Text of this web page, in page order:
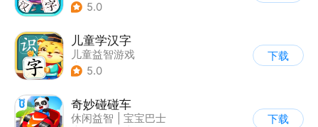
5.0
儿童学汉字
儿童益智游戏
| 启蒙早教
5.0
下载
奇妙碰碰车
休闲益智
宝宝巴士
下载